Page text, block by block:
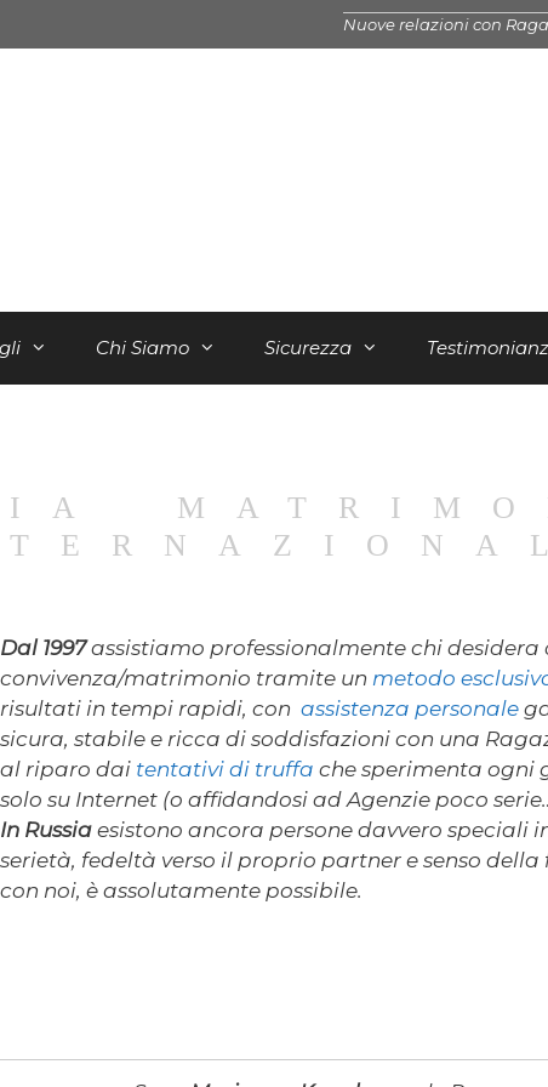
Nuove relazioni con
Chi Siamo Sicurezza
Dal 1997assistiamo professionalmente chi desidera
convivenza/matrimonio tramite un metodo
risultati in tempi rapidi, con assistenza personale
sicura, stabile e ricca di soddisfazioni con una
al riparo dai tentativi di truffa che sperimenta ogni
solo su Internet (o affidandosi ad Agenzie poco
In Russiaesistono ancora persone davvero speciali
serietà, fedeltà verso il proprio partner e senso
con noi, è assolutamente possibile.